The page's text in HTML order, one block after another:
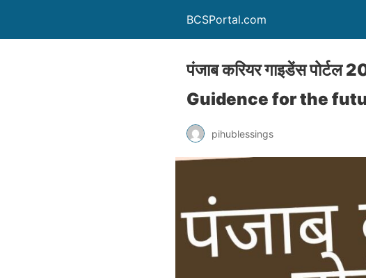
BCSPortal.com
पंजाब करियर गाइडेंस
Guidence for the
pihublessings